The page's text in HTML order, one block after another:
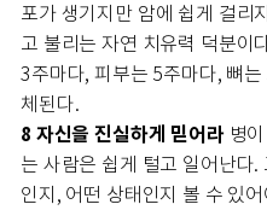
포가 생기지만 암에 쉽게 걸리
고 불리는 자연 치유력 덕분이
3주마다, 피부는 5주마다, 뼈
체된다.
8 자신을 진실하게 믿어라병이
는 사람은 쉽게 털고 일어난다
인지, 어떤 상태인지 볼 수 있